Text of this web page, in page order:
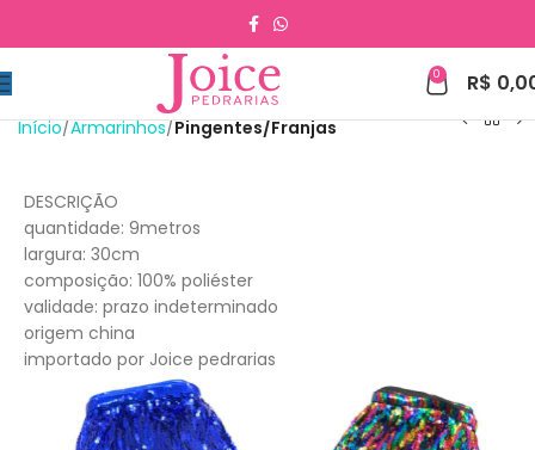
0 R$
Início Armarinhos Pingentes/Franjas
DESCRIÇÃO
quantidade: 9metros
largura: 30cm
composição: 100% poliéster
validade: prazo indeterminado
origem china
importado por Joice pedrarias